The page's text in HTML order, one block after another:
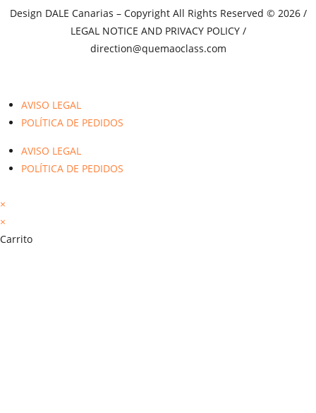
Design DALE Canarias – Copyright All Rights Reserved © 2026 /
LEGAL NOTICE AND PRIVACY POLICY/
direction@quemaoclass.com
AVISO LEGAL
POLÍTICA DE PEDIDOS
AVISO LEGAL
POLÍTICA DE PEDIDOS
×
×
Carrito